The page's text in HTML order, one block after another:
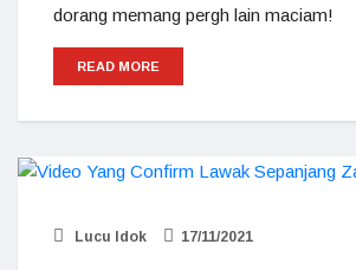
dorang memang pergh lain maciam!
READ MORE
Lucu Idok 17/11/2021